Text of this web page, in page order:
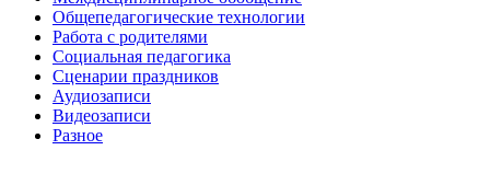
Общепедагогические технологии
Работа с родителями
Социальная педагогика
Сценарии праздников
Аудиозаписи
Видеозаписи
Разное